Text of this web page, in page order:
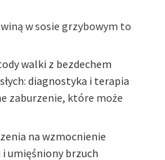
w sosie grzybowym to
walki z bezdechem
diagnostyka i terapia
zaburzenie, które może
na wzmocnienie
i umięśniony brzuch